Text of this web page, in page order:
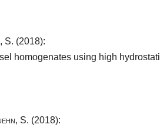
S. (2018):
homogenates using high
S. (2018):